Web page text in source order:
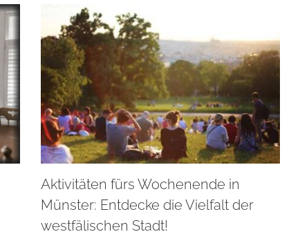
Aktivitäten fürs Wochenende in
Münster: Entdecke die Vielfalt der
westfälischen Stadt!